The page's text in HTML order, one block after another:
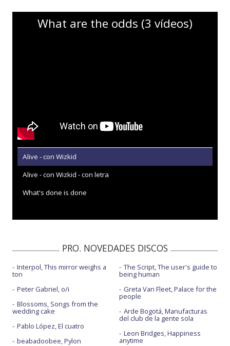
What are the odds (3 vídeos)
Alive - con Wizkid
Alive - con Wizkid - con letra
What's done is done
PRO. NOVEDADES DISCOS
Interpol, This mirror weighs a
ton
Peter Gabriel, o/i
Blossoms, Songs from the
wedding cake
Pablo López, El cuatro
beabadoobee, Pylon
The Script, The user's guide to
being human
Greta Van Fleet, Palace for the
people
Arde Bogotá, Manufacturas
del club de la gente sola
Leon Bridges, Happiness
anytime